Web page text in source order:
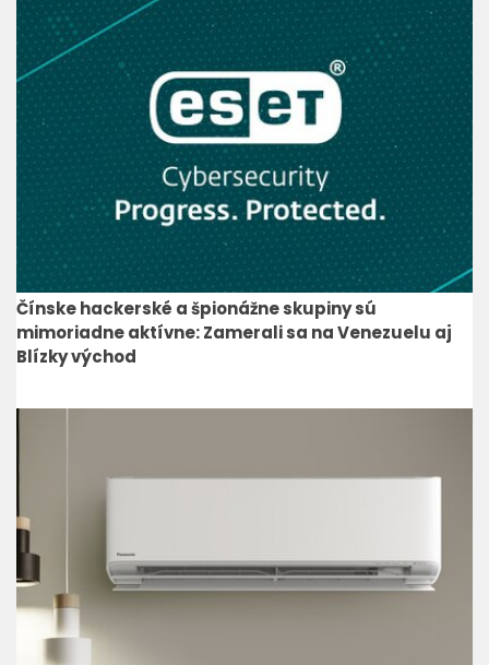
Čínske hackerské a špionážne skupiny sú
mimoriadne aktívne: Zamerali sa na Venezuelu aj
Blízky východ